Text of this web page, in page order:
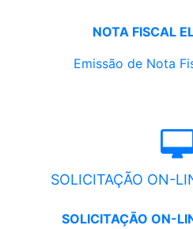
NOTA FISCAL
Emissão de Nota
SOLICITAÇÃO ON-
SOLICITAÇÃO ON-